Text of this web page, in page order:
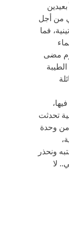
من أجل
فما
مضى
تحدثت
وحدة
ونحذر
لا